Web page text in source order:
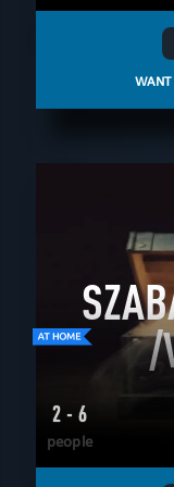
WANT
/
2 - 6
people